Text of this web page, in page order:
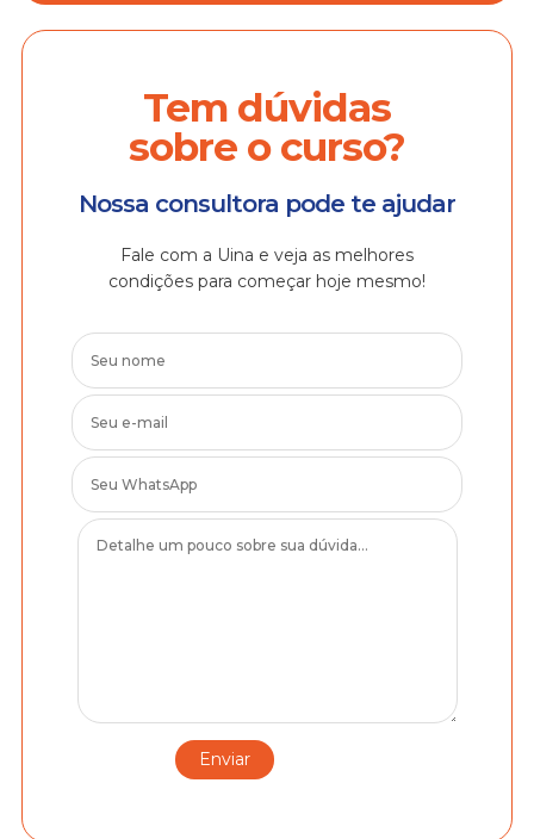
Tem dúvidas
sobre o curso?
Nossa consultora pode te ajudar
Fale com a Uina e veja as melhores
condições para começar hoje mesmo!